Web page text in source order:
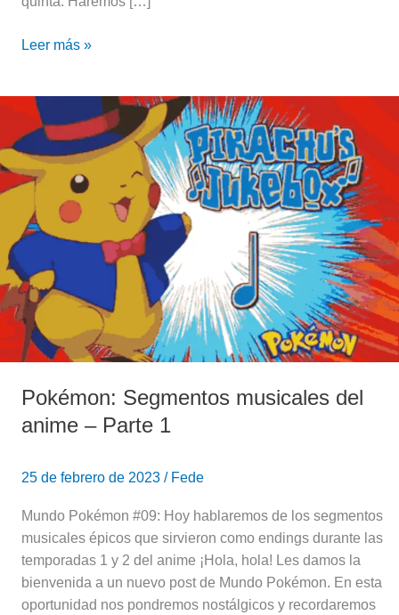
Leer más »
Pokémon: Segmentos musicales del
anime – Parte 1
25 de febrero de 2023 / Fede
Mundo Pokémon #09: Hoy hablaremos de los segmentos
musicales épicos que sirvieron como endings durante las
temporadas 1 y 2 del anime ¡Hola, hola! Les damos la
bienvenida a un nuevo post de Mundo Pokémon. En esta
oportunidad nos pondremos nostálgicos y recordaremos
Pokémon:
Segmentos
musicales
del
Parte